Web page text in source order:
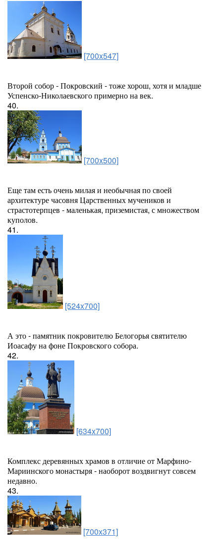
[700x547]
Второй собор - Покровский - тоже хорош, хотя и младше
Успенско-Николаевского примерно на век.
40.
[700x500]
Еще там есть очень милая и необычная по своей
архитектуре часовня Царственных мучеников и
страстотерпцев - маленькая, приземистая, с множеством
куполов.
41.
[524x700]
А это - памятник покровителю Белогорья святителю
Иоасафу на фоне Покровского собора.
42.
[634x700]
Комплекс деревянных храмов в отличие от Марфино-
Мариинского монастыря - наоборот воздвигнут совсем
недавно.
43.
[700x371]